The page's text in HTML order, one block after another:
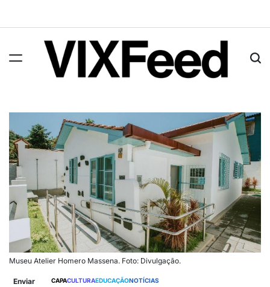
Museu Atelier Homero Massena. Foto: Divulgação.
Enviar CAPACULTURAEDUCAÇÃONOTÍCIAS